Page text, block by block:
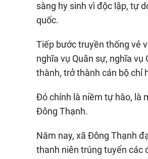
sàng hy sinh vì độc lập, tự
quốc.
Tiếp bước truyền thống vẻ
nghĩa vụ Quân sự, nghĩa
thành, trở thành cán bộ chỉ
Đó chính là niềm tự hào, là
Đông Thạnh.
Năm nay, xã Đông Thạnh
thanh niên trúng tuyển các